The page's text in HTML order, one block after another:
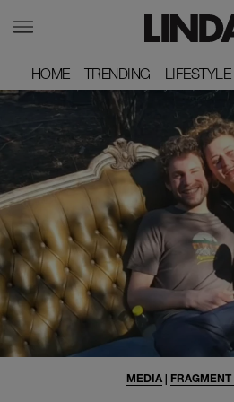
HOME
HOME TRENDING
TRENDING LIFESTYLE
LIFESTYLE
MEDIA|